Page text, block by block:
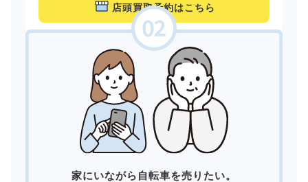
店頭買取予約はこちら
家にいながら自転車を売りたい。